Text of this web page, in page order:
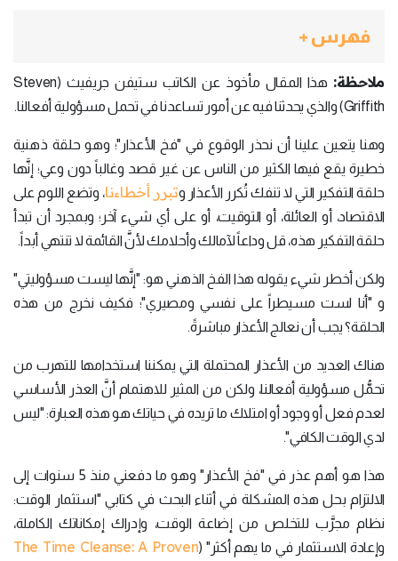
فهرس +
ملاحظة:
هذا المقال مأخوذ عن الكاتب ستيفن جريفيث (Steven
Griffith) والذي يحدثنا فيه عن أمور تساعدنا في تحمل مسؤولية أفعالنا.
وهنا يتعين علينا أن نحذر الوقوع في "فخ الأعذار"؛ وهو حلقة ذهنية
خطيرة يقع فيها الكثير من الناس عن غير قصد وغالباً دون وعي؛ إنَّها
حلقة التفكير التي لا تنفك تُكرر الأعذار وتبرر أخطاءنا، وتضع اللوم على
الاقتصاد، أو العائلة، أو التوقيت، أو على أي شيء آخر؛ وبمجرد أن تبدأ
حلقة التفكير هذه، قل وداعاً لآمالك وأحلامك لأنَّ القائمة لا تنتهي أبداً.
ولكن أخطر شيء يقوله هذا الفخ الذهني هو: "إنَّها ليست مسؤوليتي"
و "أنا لست مسيطراً على نفسي ومصيري"؛ فكيف نخرج من هذه
الحلقة؟ يجب أن نعالج الأعذار مباشرةً.
هناك العديد من الأعذار المحتملة التي يمكننا استخدامها للتهرب من
تحمُّل مسؤولية أفعالنا، ولكن من المثير للاهتمام أنَّ العذر الأساسي
لعدم فعل أو وجود أو امتلاك ما تريده في حياتك هو هذه العبارة: "ليس
لدي الوقت الكافي".
هذا هو أهم عذر في "فخ الأعذار" وهو ما دفعني منذ 5 سنوات إلى
الالتزام بحل هذه المشكلة في أثناء البحث في كتابي "استثمار الوقت:
نظام مجرَّب للتخلص من إضاعة الوقت، وإدراك إمكاناتك الكاملة،
وإعادة الاستثمار في ما يهم أكثر" (The Time Cleanse: A Proven